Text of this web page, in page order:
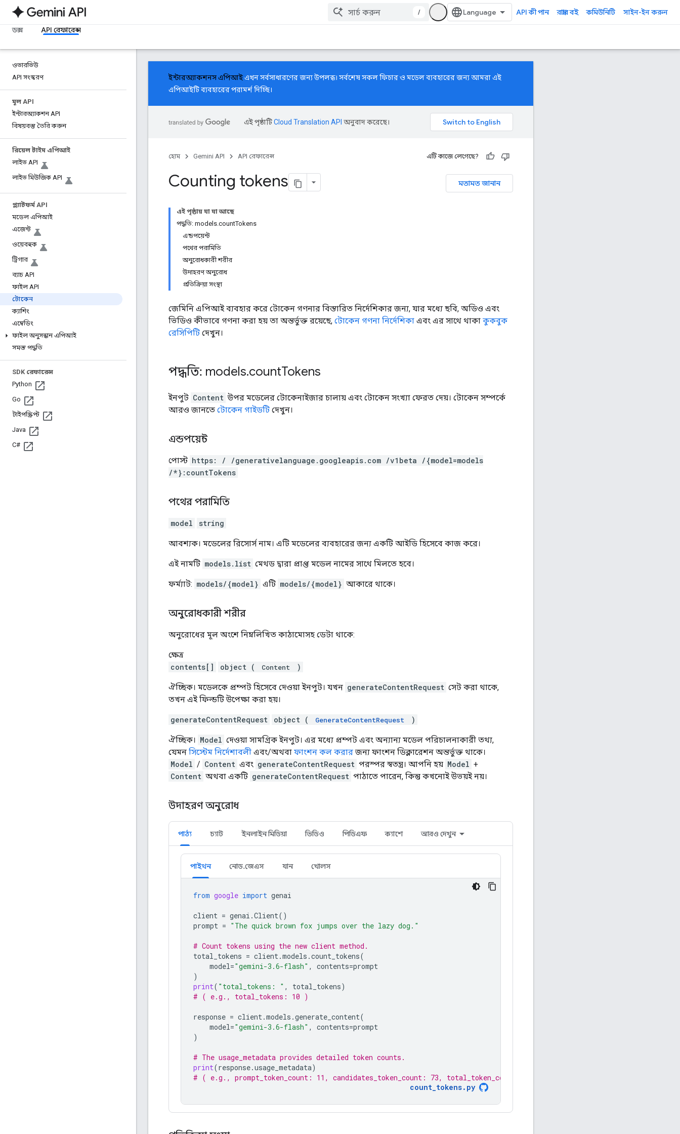
/ API কী পান রান্নার বই কমিউনিটি সাইন-ইন করুন
ডক্স API রেফারেন্স
ওভারভিউ
API সংস্করণ
মূল API
ইন্টারঅ্যাকশন API
বিষয়বস্তু তৈরি করুন
রিয়েল টাইম এপিআই
লাইভ API
লাইভ মিউজিক API
প্ল্যাটফর্ম API
মডেল এপিআই
এজেন্ট
ওয়েবহুক
ট্রিগার
ব্যাচ API
ফাইল API
টোকেন
ক্যাশিং
এম্বেডিং
ফাইল অনুসন্ধান এপিআই
সমস্ত পদ্ধতি
SDK রেফারেন্স
Python
Go
টাইপস্ক্রিপ্ট
Java
C#
ইন্টারঅ্যাকশনস এপিআইএখন সর্বসাধারণের জন্য উপলব্ধ। সর্বশেষ সকল ফিচার ও মডেল ব্যবহারের জন্য আমরা এই
এপিআইটি ব্যবহারের পরামর্শ দিচ্ছি।
এই পৃষ্ঠাটিCloud Translation API অনুবাদ করেছে।
হোম Gemini API API রেফারেন্স এটি কাজে লেগেছে?
মতামত জানান
Counting tokens
এই পৃষ্ঠায় যা যা আছে
পদ্ধতি: models.countTokens
এন্ডপয়েন্ট
পথের পরামিতি
অনুরোধকারী শরীর
উদাহরণ অনুরোধ
প্রতিক্রিয়া সংস্থা
জেমিনি এপিআই ব্যবহার করে টোকেন গণনার বিস্তারিত নির্দেশিকার জন্য, যার মধ্যে ছবি, অডিও এবং
ভিডিও কীভাবে গণনা করা হয় তা অন্তর্ভুক্ত রয়েছে, টোকেন গণনা নির্দেশিকা এবং এর সাথে থাকা কুকবুক
রেসিপিটি দেখুন।
পদ্ধতি: models.countTokens
ইনপুট Content উপর মডেলের টোকেনাইজার চালায় এবং টোকেন সংখ্যা ফেরত দেয়। টোকেন সম্পর্কে
আরও জানতে টোকেন গাইডটি দেখুন।
এন্ডপয়েন্ট
পোস্ট https: / /generativelanguage.googleapis.com /v1beta /{model=models
/*}:countTokens
পথের পরামিতি
model string
আবশ্যক। মডেলের রিসোর্স নাম। এটি মডেলের ব্যবহারের জন্য একটি আইডি হিসেবে কাজ করে।
এই নামটি models.list মেথড দ্বারা প্রাপ্ত মডেল নামের সাথে মিলতে হবে।
ফর্ম্যাট: models/{model} এটি models/{model} আকারে থাকে।
অনুরোধকারী শরীর
অনুরোধের মূল অংশে নিম্নলিখিত কাঠামোসহ ডেটা থাকে:
ক্ষেত্র
contents[]
object ( Content )
ঐচ্ছিক। মডেলকে প্রম্পট হিসেবে দেওয়া ইনপুট। যখন generateContentRequest সেট করা থাকে,
তখন এই ফিল্ডটি উপেক্ষা করা হয়।
generateContentRequest object ( GenerateContentRequest )
ঐচ্ছিক। Model দেওয়া সামগ্রিক ইনপুট। এর মধ্যে প্রম্পট এবং অন্যান্য মডেল পরিচালনাকারী তথ্য,
যেমন সিস্টেম নির্দেশাবলী এবং/অথবা ফাংশন কল করারজন্য ফাংশন ডিক্লারেশন অন্তর্ভুক্ত থাকে।
Model / Content এবং generateContentRequest পরস্পর স্বতন্ত্র। আপনি হয় Model +
Content অথবা একটি generateContentRequest পাঠাতে পারেন, কিন্তু কখনোই উভয়ই নয়।
উদাহরণ অনুরোধ
পাঠ্য চ্যাট ইনলাইন মিডিয়া ভিডিও পিডিএফ ক্যাশে আরও দেখুন
পাইথন নোড.জেএস যান খোলস
from google import genai
client = genai .Client()
prompt = "The quick brown fox jumps over the lazy dog."
# Count tokens using the new client method.
total_tokens = client.models .count_tokens(
model="gemini-3.6-flash" , contents=prompt
)
print( "total_tokens: " , total_tokens)
# ( e.g., total_tokens: 10 )
response = client.models .generate_content(
model="gemini-3.6-flash" , contents=prompt
)
# The usage_metadata provides detailed token counts.
print(response.usage_metadata)
# ( e.g., prompt_token_count: 11, candidates_token_count: 73, total_token_count: 84 )
count_tokens.py